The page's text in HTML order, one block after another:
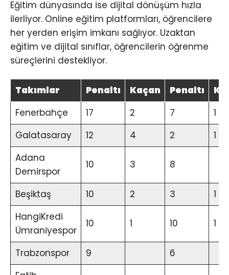
Eğitim dünyasında ise dijital dönüşüm hızla
ilerliyor. Online eğitim platformları, öğrencilere
her yerden erişim imkanı sağlıyor. Uzaktan
eğitim ve dijital sınıflar, öğrencilerin öğrenme
süreçlerini destekliyor.
Takımlar Penaltı Kaçan Penaltı
Fenerbahçe
17 2 7
1
Galatasaray
12 4 2
1
Adana
Demirspor
10 3 8
Beşiktaş 10 2 3
1
HangiKredi
Ümraniyespor
10 1 10 1
Trabzonspor 9
6